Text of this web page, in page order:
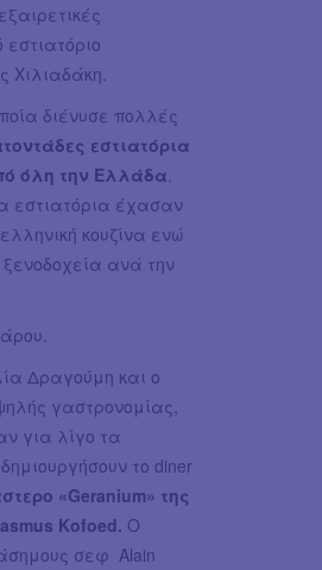
Χιλιαδάκη.
διένυσε πολλές
εστιατόρια
όλη την Ελλάδα
εστιατόρια έχασαν
κουζίνα ενώ
ανά την
Δραγούμη και ο
γαστρονομίας,
για λίγο τα
το diner
«Geranium» της
Kofoed. Ο
σεφ Alain